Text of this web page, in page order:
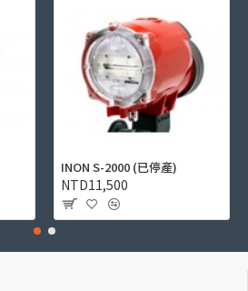
INON S-2000 (已停產)
NTD11,500